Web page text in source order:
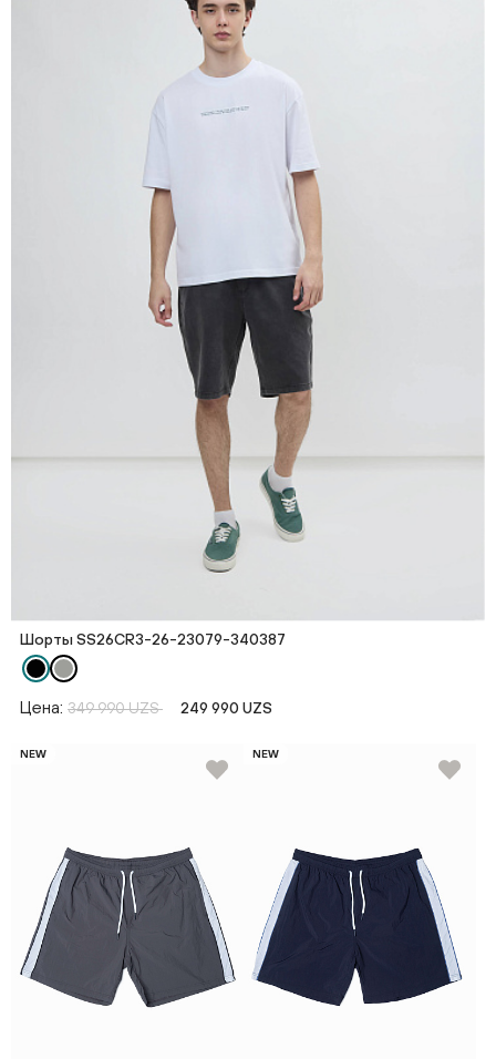
Шорты SS26CR3-26-23079-340387
Цена: 349 990 UZS 249 990 UZS
NEW NEW